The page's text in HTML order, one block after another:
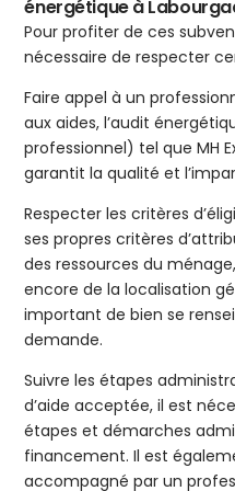
énergétique à
Pour profiter de ces
nécessaire de respecter
Faire appel à un
aux aides, l’audit
professionnel) tel que MH
garantit la qualité et
Respecter les critères
ses propres critères
des ressources du
encore de la localisation
important de bien se
demande.
Suivre les étapes
d’aide acceptée, il est
étapes et démarches
financement. Il est
accompagné par un